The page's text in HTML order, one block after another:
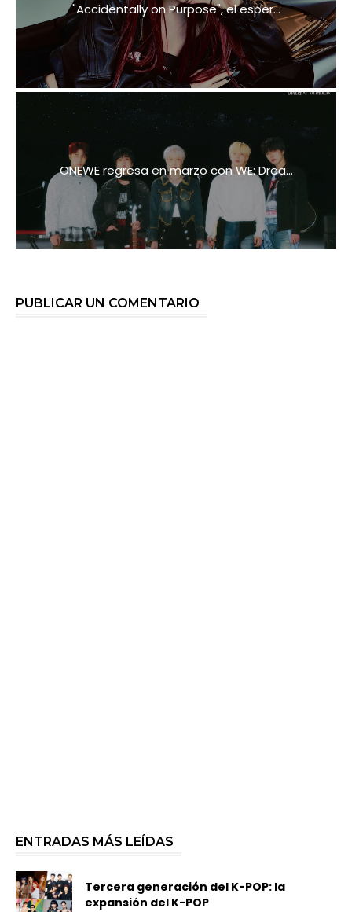
"Accidentally on Purpose", el esper...
ONEWE regresa en marzo con WE: Drea...
PUBLICAR UN COMENTARIO
ENTRADAS MÁS LEÍDAS
Tercera generación del K-POP: la
expansión del K-POP